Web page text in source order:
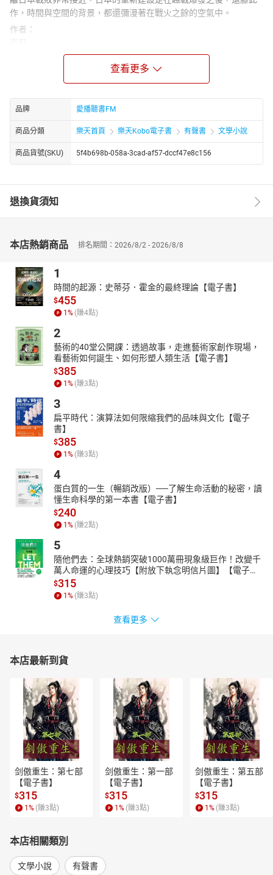
作，時間與空間的背景，都還彌漫著在戰火之餘的空氣中。
作者：
美國紐約布魯克林學院廣播電視研究所碩士。曾任電臺、電視節目
主持人、製作人及聯合報專欄組副主任等，亦曾在世新大學教授語
言邏輯、修辭學、美學等。
近三十年，連續於各大報刊撰寫時評專欄。善烹調，喜翰墨，嗜讀
如狂。曾獲“中山文藝散文獎”、“吳魯芹散文推薦獎”，出版有散文
集、小說集、評論集等二十餘部，其文字世界,精彩絕倫。
01日本_遠藤周作-海與毒藥-上
02日本_遠藤周作-海與毒藥-下
查看更多
品牌 愛播聽書FM
商品分類 樂天首頁 樂天Kobo電子書 有聲書 文學小說
商品貨號(SKU) 5f4b698b-058a-3cad-af57-dccf47e8c156
退換貨須知
本店熱銷商品 排名期間：2026/8/2 - 2026/8/8
1
時間的起源：史蒂芬．霍金的最終理論【電子書】
$455
1 % (賺4點)
2
藝術的40堂公開課：透過故事，走進藝術家創作現場，
看藝術如何誕生、如何形塑人類生活【電子書】
$385
1 % (賺3點)
3
扁平時代：演算法如何限縮我們的品味與文化【電子
書】
$385
1 % (賺3點)
4
蛋白質的一生（暢銷改版）──了解生命活動的秘密，讀
懂生命科學的第一本書【電子書】
$240
1 % (賺2點)
5
隨他們去：全球熱銷突破1000萬冊現象級巨作！改變千
萬人命運的心理技巧【附放下執念明信片圖】【電子
書】
$315
1 % (賺3點)
查看更多
本店最新到貨
剑傲重生：第七部
【電子書】
$315
1 % (賺3點)
剑傲重生：第一部
【電子書】
$315
1 % (賺3點)
剑傲重生：第五部
【電子書】
$315
1 % (賺3點)
本店相關類別
文學小說 有聲書